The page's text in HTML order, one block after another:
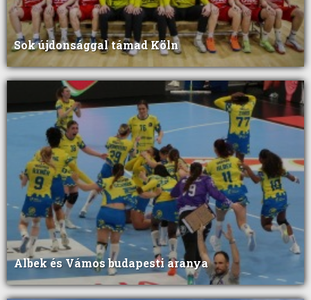
Sok újdonsággal támad Köln
Albek és Vámos budapesti aranya